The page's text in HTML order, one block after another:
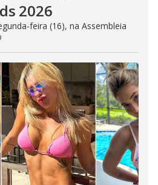
2026
feira (16), na Assembleia